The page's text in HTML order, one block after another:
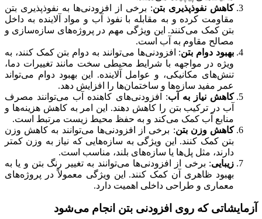
کاهش نفوذپذیری بتن: برخی از افزودنی‌ها به نفوذپذیری بتن
مقاومت کرده و به مقابله با نفوذ آب و مواد آلاینده به داخل
بتن کمک می‌کنند. این ویژگی مهم در پروژه‌های سازه‌سازی و
مصالح مقاوم به آب است.
بهبود دوام بتن: افزودنی‌ها می‌توانند به دوام بتن کمک کنند، به
ویژه در مواجهه با شرایط محیطی سخت مانند تغییرات دما،
تنش‌های مکانیکی، و عوامل آلاینده. این بهبود دوام می‌تواند
عمر مفید سازه‌ها و ساختمان‌ها را افزایش دهد.
کاهش نیاز به آب: افزودنی‌های کاهنده آب می‌توانند مصرف
آب در ترکیب بتن را کاهش دهند. این امر به کاهش هزینه‌ها و
منابع آب کمک می‌کند و به حفظ محیط زیست مرتبط است.
کاهش وزن بتن: برخی از افزودنی‌ها می‌توانند به کاهش وزن
بتن کمک کنند. این ویژگی به سازه‌هایی که نیاز به وزن کمتر
دارند، مثل پل‌ها یا سازه‌های بلند، مناسب است.
زیبایی: برخی از افزودنی‌ها می‌توانند به تغییر رنگ بتن و یا به
بهبود ظاهری آن کمک کنند. این ویژگی معمولاً در پروژه‌های
معماری و طراحی داخلی اهمیت دارد.
آزمایشاتی که روی افزودنی بتن انجام می‌شود